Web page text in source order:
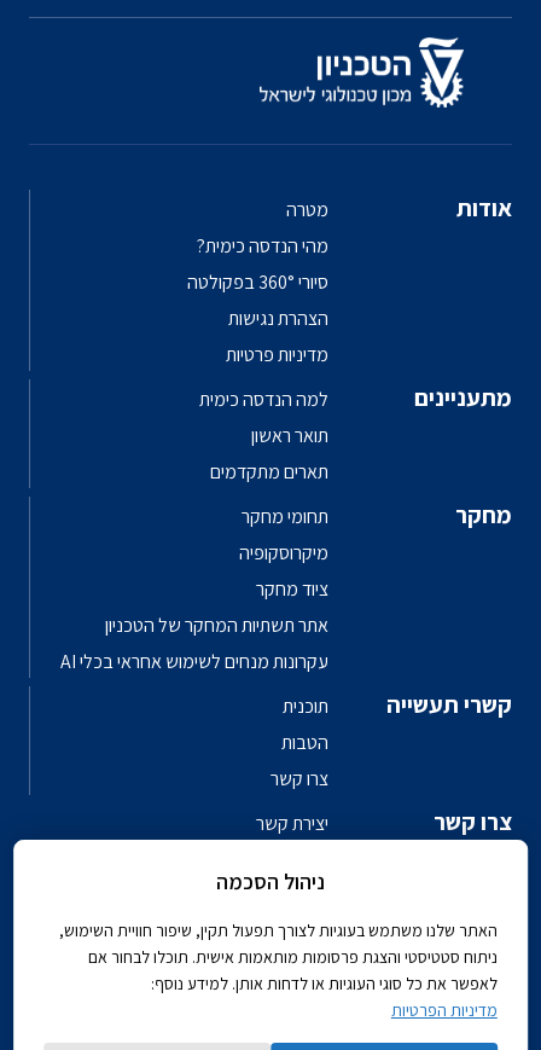
אודות
מטרה
מהי הנדסה כימית?
סיורי 360° בפקולטה
הצהרת נגישות
מדיניות פרטיות
מתעניינים
למה הנדסה כימית
תואר ראשון
תארים מתקדמים
מחקר
תחומי מחקר
מיקרוסקופיה
ציוד מחקר
אתר תשתיות המחקר של הטכניון
עקרונות מנחים לשימוש אחראי בכלי AI
קשרי תעשייה
תוכנית
הטבות
צרו קשר
צרו קשר
יצירת קשר
ספר טלפונים פקולטי
ניהול הסכמה
האתר שלנו משתמש בעוגיות לצורך תפעול תקין, שיפור חוויית השימוש,
ניתוח סטטיסטי והצגת פרסומות מותאמות אישית. תוכלו לבחור אם
לאפשר את כל סוגי העוגיות או לדחות אותן. למידע נוסף:
מדיניות הפרטיות